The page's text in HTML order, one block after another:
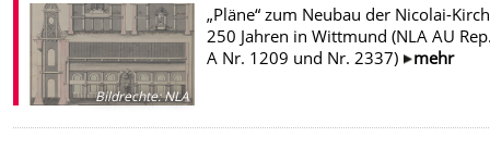
Bildrechte:NLA
„Pläne“ zum Neubau der Nicolai-
250 Jahren in Wittmund (NLA AU
A Nr. 1209 und Nr. 2337)
mehr